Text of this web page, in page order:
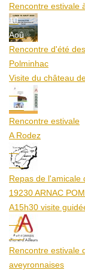
Rencontre estivale
10
Aoû
Rencontre d'été
Polminhac
Visite du château
12
Aoû
Rencontre estivale
A Rodez
23
Aoû
Repas de l'amicale
19230 ARNAC
A15h30 visite
25
Aoû
Rencontre estivale
aveyronnaises